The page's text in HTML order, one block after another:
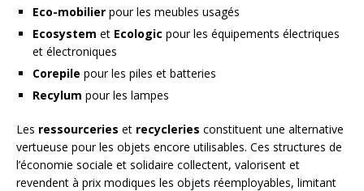
Eco-mobilier pour les meubles usagés
Ecosystem et Ecologic pour les équipements électriques
et électroniques
Corepile pour les piles et batteries
Recylum pour les lampes
Les ressourceries et recycleries constituent une alternative
vertueuse pour les objets encore utilisables. Ces structures de
l’économie sociale et solidaire collectent, valorisent et
revendent à prix modiques les objets réemployables, limitant